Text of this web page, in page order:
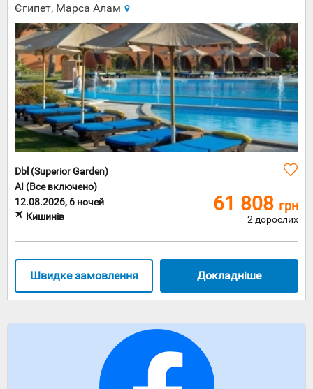
Єгипет, Марса Алам
Dbl (Superior Garden)
AI (Все включено)
12.08.2026, 6 ночей
Кишинів
61 808 грн
2 дорослих
Докладніше
Швидке замовлення